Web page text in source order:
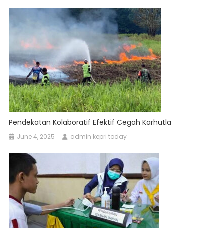
Pendekatan Kolaboratif Efektif Cegah Karhutla
June 4, 2025 admin kepri today